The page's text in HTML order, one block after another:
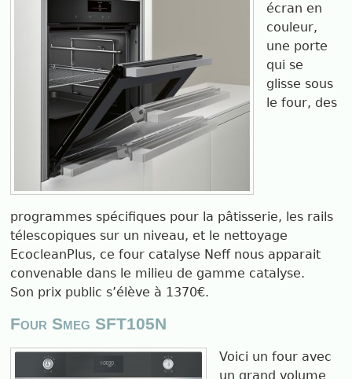
écran en
couleur,
une porte
qui se
glisse sous
le four, des
programmes spécifiques pour la pâtisserie, les rails
télescopiques sur un niveau, et le nettoyage
EcocleanPlus, ce four catalyse Neff nous apparait
convenable dans le milieu de gamme catalyse.
Son prix public s’élève à 1370€.
Four Smeg SFT105N
Voici un four avec
un grand volume